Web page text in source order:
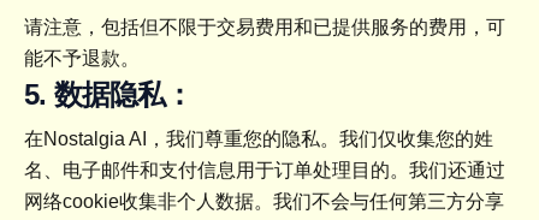
请注意，包括但不限于交易费用和已提供服务的费用，可
能不予退款。
5. 数据隐私：
在Nostalgia AI，我们尊重您的隐私。我们仅收集您的姓
名、电子邮件和支付信息用于订单处理目的。我们还通过
网络cookie收集非个人数据。我们不会与任何第三方分享